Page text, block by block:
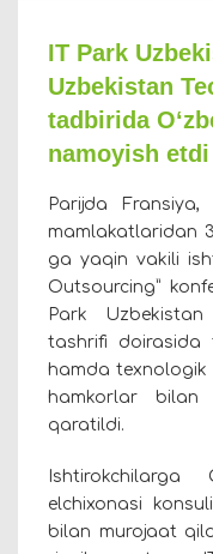
IT Park
Uzbekistan
tadbirida
namoyish etdi
Parijda
mamlakatlaridan
ga yaqin vakili
Outsourcing”
Park Uzbekistan
tashrifi doirasida
hamda
hamkorlar bilan
qaratildi.
Ishtirokchilarga
elchixonasi
bilan murojaat